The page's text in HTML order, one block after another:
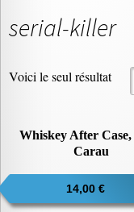
serial-killer
Voici le seul résultat
Whiskey After
Carau
14,00 €